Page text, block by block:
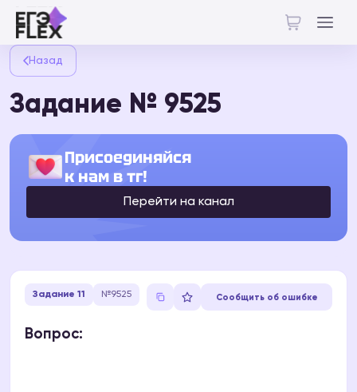
Назад
Задание № 9525
Присоединяйся
к нам в тг!
Перейти на канал
Задание 11 №9525 Сообщить об ошибке
Вопрос: